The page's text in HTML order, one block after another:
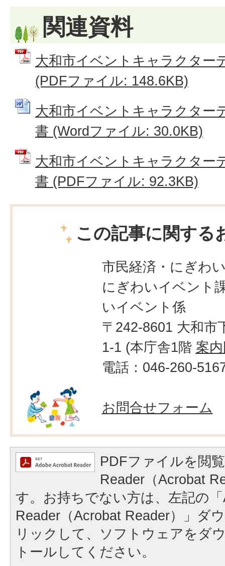
関連資料
大和市イベントキャラクター
(PDFファイル: 148.6KB)
大和市イベントキャラクター
書 (Wordファイル: 30.0KB)
大和市イベントキャラクター
書 (PDFファイル: 92.3KB)
この記事に関する
市民経済・にぎわ
にぎわいイベント
いイベント係
〒242-8601 大和市
1-1 (本庁舎1階 案
電話：046-260-
お問合せフォーム
PDFファイルを閲
Reader（Acrobat
す。お持ちでない方は、左記の
Reader（Acrobat Reader）」ダ
リックして、ソフトウェアをダ
トールしてください。